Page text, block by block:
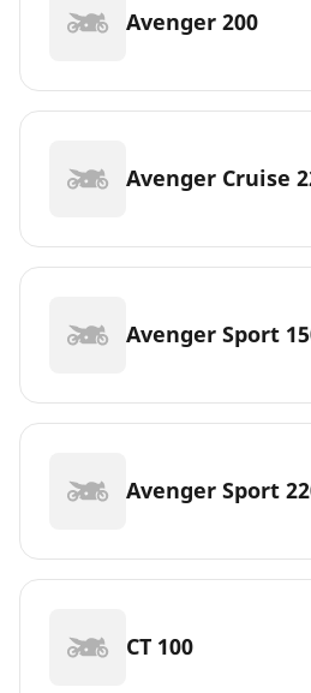
Avenger 200
Avenger Cruise
Avenger Sport
Avenger Sport
CT 100